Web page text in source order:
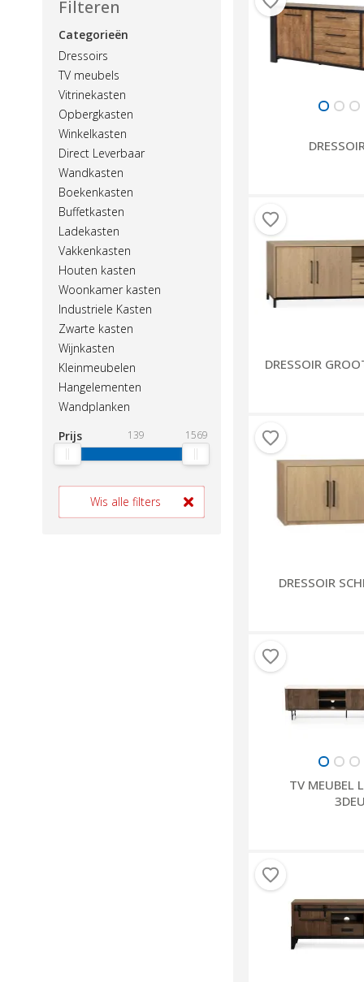
Filteren
Categorieën
Dressoirs
TV meubels
Vitrinekasten
Opbergkasten
Winkelkasten
Direct Leverbaar
Wandkasten
Boekenkasten
Buffetkasten
Ladekasten
Vakkenkasten
Houten kasten
Woonkamer kasten
Industriele Kasten
Zwarte kasten
Wijnkasten
Kleinmeubelen
Hangelementen
Wandplanken
Prijs
139 1569
Wis alle filters
DRESSOIR
DRESSOIR
TV MEUBEL